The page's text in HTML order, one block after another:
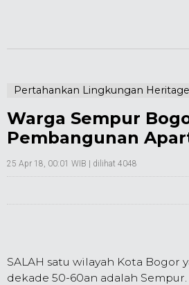
Pertahankan Lingkungan Heritage
Warga Sempur
Pembangunan
25 Apr 18, 00:01 WIB | dilihat 4048
SALAH satu wilayah Kota Bogor
dekade 50-60an adalah